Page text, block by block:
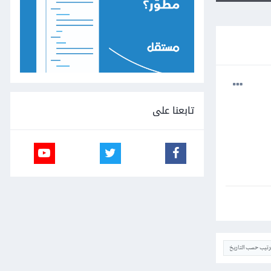
حسب التاريخ
تابعنا على